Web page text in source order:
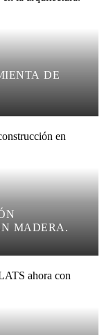
DE
MADERA.